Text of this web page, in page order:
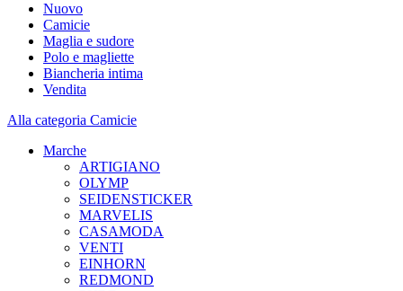
Nuovo
Camicie
Maglia e sudore
Polo e magliette
Biancheria intima
Vendita
Alla categoria Camicie
Marche
ARTIGIANO
OLYMP
SEIDENSTICKER
MARVELIS
CASAMODA
VENTI
EINHORN
REDMOND